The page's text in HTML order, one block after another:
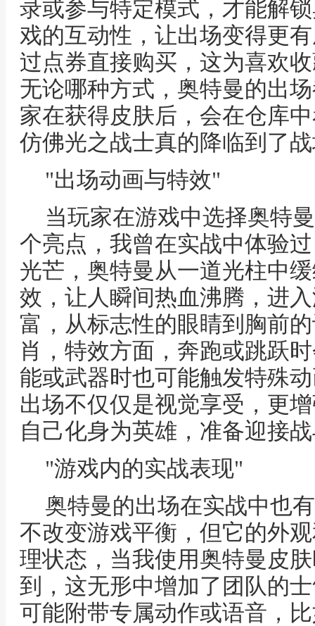
录或参与特定模式，才能解
戏的互动性，让出场变得更
过点券直接购买，这为喜欢
无论哪种方式，奥特曼的出
家在获得皮肤后，会在仓库
仿佛光之战士真的降临到了
"出场动画与特效"
当玩家在游戏中选择奥特
个亮点，我曾在实战中体验
光芒，奥特曼从一道光柱中
效，让人瞬间热血沸腾，进
富，从标志性的眼睛到胸前
肖，特效方面，奔跑或跳跃
能或武器时也可能触发特殊
出场不仅仅是视觉享受，更
自己化身为英雄，准备迎接
"游戏内的实战表现"
奥特曼的出场在实战中也
不改变游戏平衡，但它的外
理状态，当我使用奥特曼皮
到，这无形中增加了团队的
可能附带专属动作或语音，